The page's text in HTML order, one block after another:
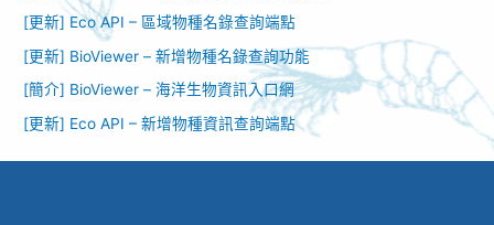
[更新] Eco API – 區域物種名錄查詢端點
[更新] BioViewer – 新增物種名錄查詢功能​
[簡介] BioViewer – 海洋生物資訊入口網​
[更新] Eco API – 新增物種資訊查詢端點